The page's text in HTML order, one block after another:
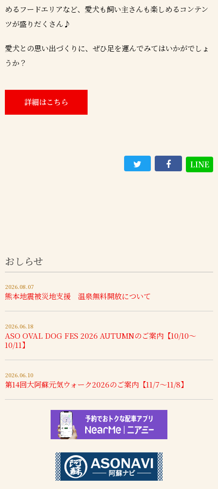
めるフードエリアなど、愛犬も飼い主さんも楽しめるコンテン
ツが盛りだくさん♪
愛犬との思い出づくりに、ぜひ足を運んでみてはいかがでしょ
うか？
詳細はこちら
LINE
おしらせ
2026.08.07
熊本地震被災地支援 温泉無料開放について
2026.06.18
ASO OVAL DOG FES 2026 AUTUMNのご案内【10/10～
10/11】
2026.06.10
第14回大阿蘇元気ウォーク2026のご案内【11/7～11/8】